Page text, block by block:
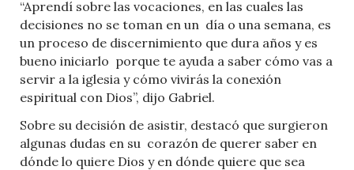
“Aprendí sobre las vocaciones, en las cuales las
decisiones no se toman en un día o una semana, es
un proceso de discernimiento que dura años y es
bueno iniciarlo porque te ayuda a saber cómo vas a
servir a la iglesia y cómo vivirás la conexión
espiritual con Dios”, dijo Gabriel.
Sobre su decisión de asistir, destacó que surgieron
algunas dudas en su corazón de querer saber en
dónde lo quiere Dios y en dónde quiere que sea